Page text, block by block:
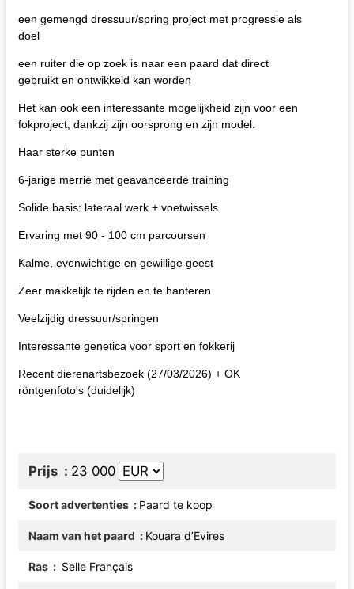
een gemengd dressuur/spring project met progressie als
doel
een ruiter die op zoek is naar een paard dat direct
gebruikt en ontwikkeld kan worden
Het kan ook een interessante mogelijkheid zijn voor een
fokproject, dankzij zijn oorsprong en zijn model.
Haar sterke punten
6-jarige merrie met geavanceerde training
Solide basis: lateraal werk + voetwissels
Ervaring met 90 - 100 cm parcoursen
Kalme, evenwichtige en gewillige geest
Zeer makkelijk te rijden en te hanteren
Veelzijdig dressuur/springen
Interessante genetica voor sport en fokkerij
Recent dierenartsbezoek (27/03/2026) + OK
röntgenfoto's (duidelijk)
Prijs 23 000
Soort advertenties Paard te koop
Naam van het paard Kouara d’Evires
Ras Selle Français